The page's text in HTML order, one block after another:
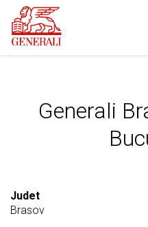
Generali
Judet
Brasov